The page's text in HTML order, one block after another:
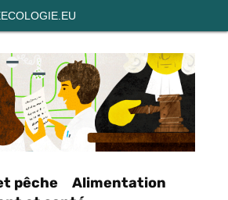
pêche
Alimentation